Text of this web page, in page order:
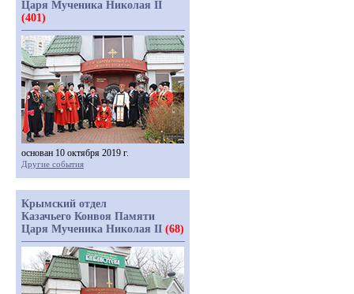
Царя Мученика Николая II
(401)
основан 10 октября 2019 г.
Другие события
Крымский отдел
Казачьего Конвоя Памяти
Царя Мученика Николая II (68)